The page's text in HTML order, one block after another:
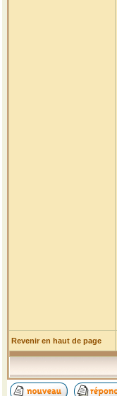
Revenir en haut de page